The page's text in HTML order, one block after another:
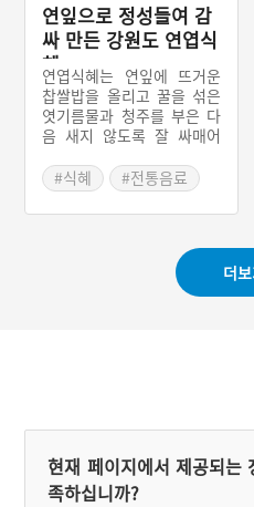
연잎으로 정성들여 감
싸 만든 강원도 연엽식
혜
연엽식혜는 연잎에 뜨거운
찹쌀밥을 올리고 꿀을 섞은
엿기름물과 청주를 부은 다
음 새지 않도록 잘 싸매어
음료이다. 연엽주(蓮葉酒)
라고도 한다. 달고 시원한
식혜는 식후 후식으로도 좋
#식혜
#전통음료
더
현재 페이지에서 제공되는
족하십니까?